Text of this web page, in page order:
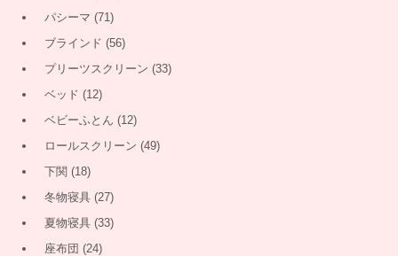
パシーマ (71)
ブラインド (56)
プリーツスクリーン (33)
ベッド (12)
ベビーふとん (12)
ロールスクリーン (49)
下関 (18)
冬物寝具 (27)
夏物寝具 (33)
座布団 (24)